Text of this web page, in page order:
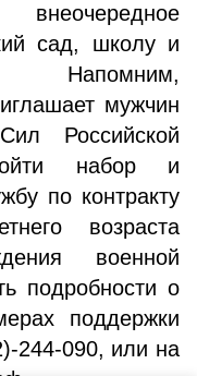
сад, школу и
Напомним,
мужчин
Российской
набор и
по контракту
возраста
военной
подробности о
поддержки
244-090, или на